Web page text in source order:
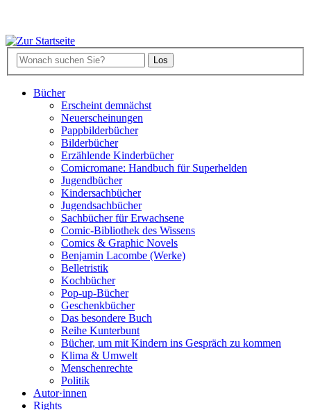
Bücher
Erscheint demnächst
Neuerscheinungen
Pappbilderbücher
Bilderbücher
Erzählende Kinderbücher
Comicromane: Handbuch für Superhelden
Jugendbücher
Kindersachbücher
Jugendsachbücher
Sachbücher für Erwachsene
Comic-Bibliothek des Wissens
Comics & Graphic Novels
Benjamin Lacombe (Werke)
Belletristik
Kochbücher
Pop-up-Bücher
Geschenkbücher
Das besondere Buch
Reihe Kunterbunt
Bücher, um mit Kindern ins Gespräch zu kommen
Klima & Umwelt
Menschenrechte
Politik
Autor·innen
Rights